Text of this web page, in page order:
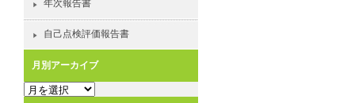
年次報告書
自己点検評価報告書
月別アーカイブ
月